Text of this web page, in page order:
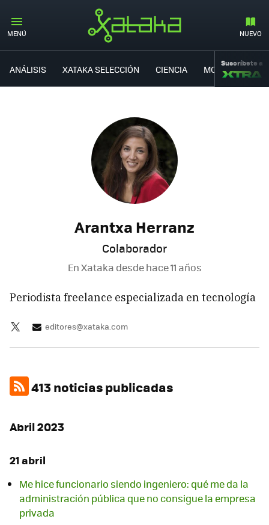
MENÚ NUEVO
ANÁLISIS XATAKA SELECCIÓN CIENCIA MOVILIDAD
Suscríbete a
Arantxa Herranz
Colaborador
En Xataka desdehace 11 años
Periodista freelance especializada en tecnología
editores@xataka.com
413 noticias publicadas
Abril 2023
21 abril
Me hice funcionario siendo ingeniero: qué me da la
administración pública que no consigue la empresa
privada